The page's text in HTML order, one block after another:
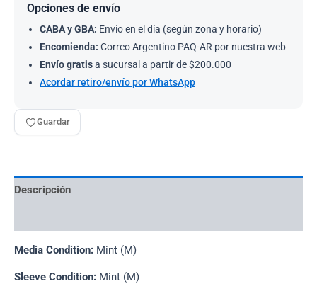
Opciones de envío
CABA y GBA: Envío en el día (según zona y horario)
Encomienda: Correo Argentino PAQ-AR por nuestra web
Envío gratisa sucursal a partir de $200.000
Acordar retiro/envío por WhatsApp
Guardar
Descripción
Media Condition: Mint (M)
Sleeve Condition: Mint (M)